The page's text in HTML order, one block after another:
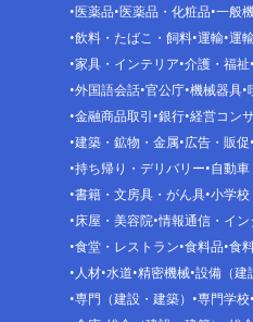
医薬品 医薬品・化粧品 一般
飲料・たばこ・飼料 運輸 運
家具・インテリア 介護・福祉
外国語会話 官公庁 機械器具
金融商品取引 銀行 経営コン
建築・鉱物・金属 広告・販促
持ち帰り・デリバリー 自動
書籍・文房具・がん具 小学
床屋・美容院 情報通信・イン
食堂・レストラン 食料品 食
人材 水道 精密機械 設備（建
専門（建設・建築）
専門学校